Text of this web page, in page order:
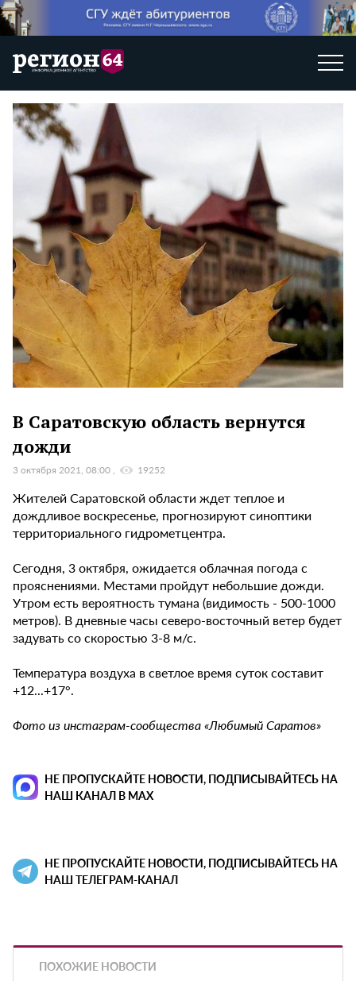
В Саратовскую область вернутся
дожди
3 октября 2021, 08:00 19252
Жителей Саратовской области ждет теплое и
дождливое воскресенье, прогнозируют синоптики
территориального гидрометцентра.
Сегодня, 3 октября, ожидается облачная погода с
прояснениями. Местами пройдут небольшие дожди.
Утром есть вероятность тумана (видимость - 500-1000
метров). В дневные часы северо-восточный ветер будет
задувать со скоростью 3-8 м/с.
Температура воздуха в светлое время суток составит
+12...+17°.
Фото из инстаграм-сообщества «Любимый Саратов»
НЕ ПРОПУСКАЙТЕ НОВОСТИ, ПОДПИСЫВАЙТЕСЬ НА
НАШ КАНАЛ В MAX
НЕ ПРОПУСКАЙТЕ НОВОСТИ, ПОДПИСЫВАЙТЕСЬ НА
НАШ ТЕЛЕГРАМ-КАНАЛ
ПОХОЖИЕ НОВОСТИ